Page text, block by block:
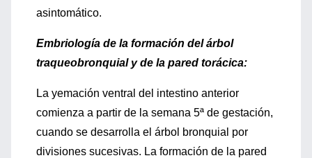
asintomático.
Embriología de la formación del árbol
traqueobronquial y de la pared torácica:
La yemación ventral del intestino anterior
comienza a partir de la semana 5ª de gestación,
cuando se desarrolla el árbol bronquial por
divisiones sucesivas. La formación de la pared